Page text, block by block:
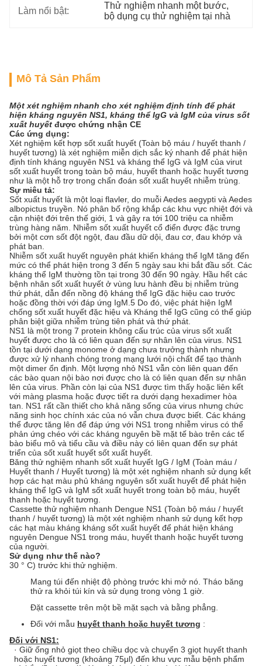
Làm nổi bật:
Thử nghiệm nhanh một bước,
bộ dụng cụ thử nghiệm tại nhà
Mô Tả Sản Phẩm
Một xét nghiệm nhanh cho xét nghiệm định tính để phát
hiện kháng nguyên NS1, kháng thể IgG và IgM của virus sốt
xuất huyết được chứng nhận CE
Các ứng dụng:
Xét nghiệm kết hợp sốt xuất huyết (Toàn bộ máu / huyết thanh /
huyết tương) là xét nghiệm miễn dịch sắc ký nhanh để phát hiện
định tính kháng nguyên NS1 và kháng thể IgG và IgM của virut
sốt xuất huyết trong toàn bộ máu, huyết thanh hoặc huyết tương
như là một hỗ trợ trong chẩn đoán sốt xuất huyết nhiễm trùng.
Sự miêu tả:
Sốt xuất huyết là một loại flavler, do muỗi Aedes aegypti và Aedes
albopictus truyền. Nó phân bố rộng khắp các khu vực nhiệt đới và
cận nhiệt đới trên thế giới, 1 và gây ra tới 100 triệu ca nhiễm
trùng hàng năm. Nhiễm sốt xuất huyết cổ điển được đặc trưng
bởi một cơn sốt đột ngột, đau đầu dữ dội, đau cơ, đau khớp và
phát ban.
Nhiễm sốt xuất huyết nguyên phát khiến kháng thể IgM tăng đến
mức có thể phát hiện trong 3 đến 5 ngày sau khi bắt đầu sốt. Các
kháng thể IgM thường tồn tại trong 30 đến 90 ngày. Hầu hết các
bệnh nhân sốt xuất huyết ở vùng lưu hành đều bị nhiễm trùng
thứ phát, dẫn đến nồng độ kháng thể IgG đặc hiệu cao trước
hoặc đồng thời với đáp ứng IgM.5 Do đó, việc phát hiện IgM
chống sốt xuất huyết đặc hiệu và Kháng thể IgG cũng có thể giúp
phân biệt giữa nhiễm trùng tiên phát và thứ phát.
NS1 là một trong 7 protein không cấu trúc của virus sốt xuất
huyết được cho là có liên quan đến sự nhân lên của virus. NS1
tồn tại dưới dạng monome ở dạng chưa trưởng thành nhưng
được xử lý nhanh chóng trong mạng lưới nội chất để tạo thành
một dimer ổn định. Một lượng nhỏ NS1 vẫn còn liên quan đến
các bào quan nội bào nơi được cho là có liên quan đến sự nhân
lên của virus. Phần còn lại của NS1 được tìm thấy hoặc liên kết
với màng plasma hoặc được tiết ra dưới dạng hexadimer hòa
tan. NS1 rất cần thiết cho khả năng sống của virus nhưng chức
năng sinh học chính xác của nó vẫn chưa được biết. Các kháng
thể được tăng lên để đáp ứng với NS1 trong nhiễm virus có thể
phản ứng chéo với các kháng nguyên bề mặt tế bào trên các tế
bào biểu mô và tiểu cầu và điều này có liên quan đến sự phát
triển của sốt xuất huyết sốt xuất huyết.
Băng thử nghiệm nhanh sốt xuất huyết IgG / IgM (Toàn máu /
Huyết thanh / Huyết tương) là một xét nghiệm nhanh sử dụng kết
hợp các hạt màu phủ kháng nguyên sốt xuất huyết để phát hiện
kháng thể IgG và IgM sốt xuất huyết trong toàn bộ máu, huyết
thanh hoặc huyết tương.
Cassette thử nghiệm nhanh Dengue NS1 (Toàn bộ máu / huyết
thanh / huyết tương) là một xét nghiệm nhanh sử dụng kết hợp
các hạt màu kháng kháng sốt xuất huyết để phát hiện kháng
nguyên Dengue NS1 trong máu, huyết thanh hoặc huyết tương
của người.
Sử dụng như thế nào?
30 ° C) trước khi thử nghiệm.
Mang túi đến nhiệt độ phòng trước khi mở nó. Tháo băng
thử ra khỏi túi kín và sử dụng trong vòng 1 giờ.
Đặt cassette trên một bề mặt sạch và bằng phẳng.
Đối với mẫu huyết thanh hoặc huyết tương :
Đối với NS1:
· Giữ ống nhỏ giọt theo chiều dọc và chuyển 3 giọt huyết thanh
hoặc huyết tương (khoảng 75μl) đến khu vực mẫu bệnh phẩm